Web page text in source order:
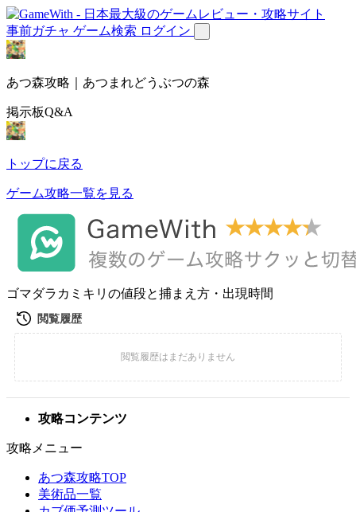
事前ガチャ ゲーム検索 ログイン
あつ森攻略｜あつまれどうぶつの森
掲示板Q&A
トップに戻る
ゲーム攻略一覧を見る
ゴマダラカミキリの値段と捕まえ方・出現時間
攻略コンテンツ
攻略メニュー
あつ森攻略TOP
美術品一覧